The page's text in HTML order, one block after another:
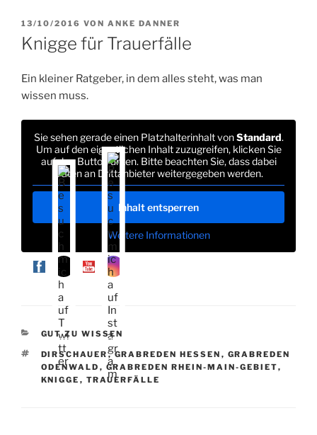
VERÖFFENTLICHT
AM
13/10/2016 VON ANKE DANNER
Knigge für Trauerfälle
Ein kleiner Ratgeber, in dem alles steht, was man
wissen muss.
Sie sehen gerade einen Platzhalterinhalt vonStandard.
Um auf den eigentlichen Inhalt zuzugreifen, klicken Sie
auf den Button unten. Bitte beachten Sie, dass dabei
Daten an Drittanbieter weitergegeben werden.
Inhalt entsperren
Weitere Informationen
KATEGORIEN
GUT ZU WISSEN
SCHLAGWÖRTER
DIRSCHAUER,GRABREDEN HESSEN , GRABREDEN
ODENWALD , GRABREDEN RHEIN-MAIN-GEBIET,
KNIGGE , TRAUERFÄLLE